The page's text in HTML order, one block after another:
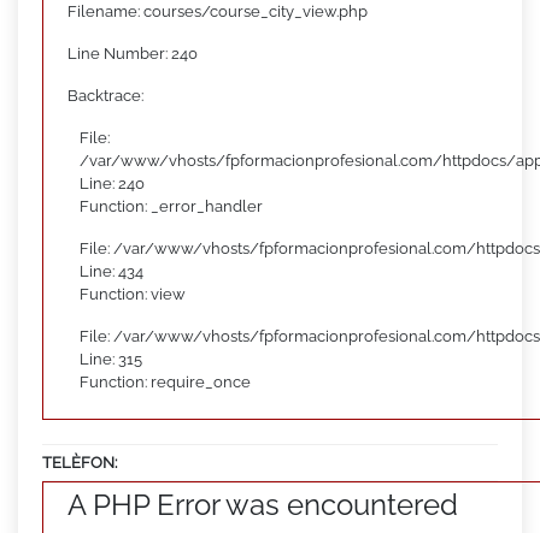
Filename: courses/course_city_view.php
Line Number: 240
Backtrace:
File:
/var/www/vhosts/fpformacionprofesional.com/httpdocs/
Line: 240
Function: _error_handler
File: /var/www/vhosts/fpformacionprofesional.com/
Line: 434
Function: view
File: /var/www/vhosts/fpformacionprofesional.com/
Line: 315
Function: require_once
TELÈFON:
A PHP Error was encountered